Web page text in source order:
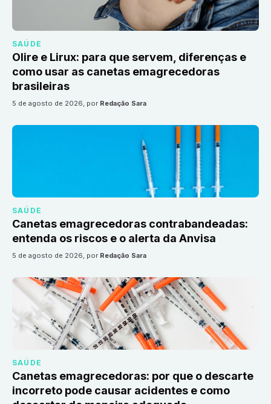
SAÚDE
Olire e Lirux: para que servem, diferenças e
como usar as canetas emagrecedoras
brasileiras
5 de agosto de 2026, por Redação Sara
SAÚDE
Canetas emagrecedoras contrabandeadas:
entenda os riscos e o alerta da Anvisa
5 de agosto de 2026, por Redação Sara
SAÚDE
Canetas emagrecedoras: por que o descarte
incorreto pode causar acidentes e como